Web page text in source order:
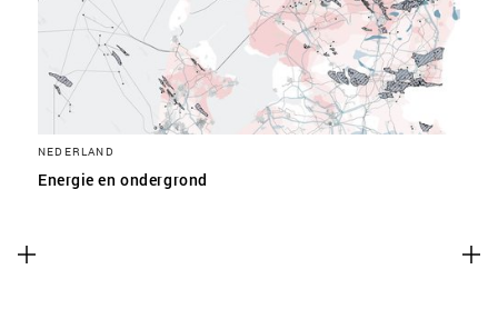
NEDERLAND
Energie en ondergrond